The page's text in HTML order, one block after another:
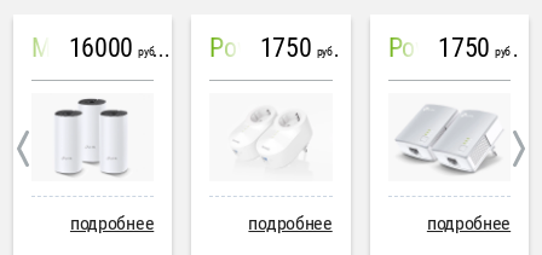
Mesh система TP-Link Deco M4 (3 устройства)
16000 руб
подробнее
PowerLine Tenda PH6
1750 руб
подробнее
PowerLine TP-Link AV600
1750 руб
подробнее